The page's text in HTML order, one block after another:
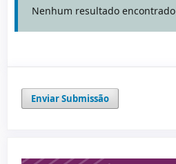
Nenhum resultado encontrado
Enviar Submissão